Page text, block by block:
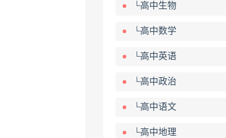
└高中生物
└高中数学
└高中英语
└高中政治
└高中语文
└高中地理